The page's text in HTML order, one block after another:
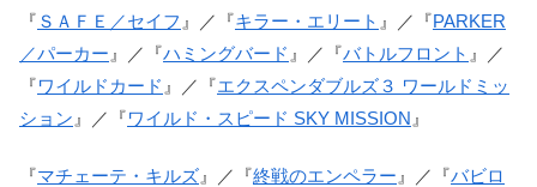
『 ＳＡＦＥ／セイフ 』／『キラー・エリート 』／『PARKER
／パーカー 』／『ハミングバード 』／『バトルフロント 』／
『ワイルドカード 』／『エクスペンダブルズ３ ワールドミッ
ション 』／『ワイルド・スピード SKY MISSION 』
『マチェーテ・キルズ 』／『終戦のエンペラー 』／『バビロ